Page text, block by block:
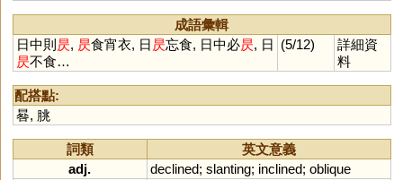
成語彙輯
日中則 昃, 昃食宵衣, 日 昃忘食, 日中必昃, 日
昃不食…
(5/12)
詳細資
料
配搭點:
晷, 朓
詞類
英文意義
adj.
declined; slanting; inclined; oblique